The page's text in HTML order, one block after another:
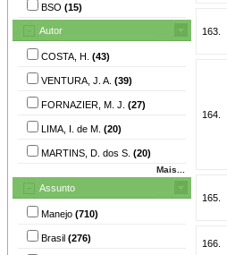
BSO (15)
Autor
COSTA, H. (43)
VENTURA, J. A. (39)
FORNAZIER, M. J. (27)
LIMA, I. de M. (20)
MARTINS, D. dos S. (20)
Mais...
Assunto
Manejo (710)
Brasil (276)
163.
164.
165.
166.